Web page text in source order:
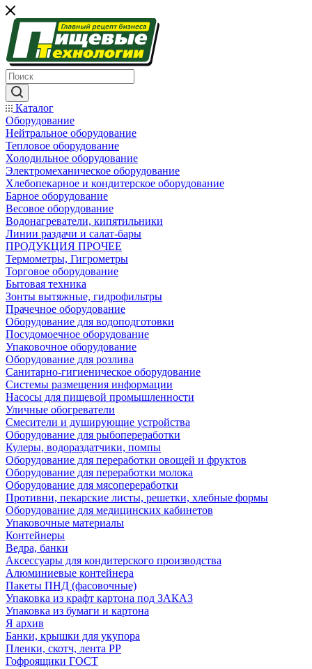
Каталог
Оборудование
Нейтральное оборудование
Тепловое оборудование
Холодильное оборудование
Электромеханическое оборудование
Хлебопекарное и кондитерское оборудование
Барное оборудование
Весовое оборудование
Водонагреватели, кипятильники
Линии раздачи и салат-бары
ПРОДУКЦИЯ ПРОЧЕЕ
Термометры, Гигрометры
Торговое оборудование
Бытовая техника
Зонты вытяжные, гидрофильтры
Прачечное оборудование
Оборудование для водоподготовки
Посудомоечное оборудование
Упаковочное оборудование
Оборудование для розлива
Санитарно-гигиеническое оборудование
Системы размещения информации
Насосы для пищевой промышленности
Уличные обогреватели
Смесители и душирующие устройства
Оборудование для рыбопереработки
Кулеры, водораздатчики, помпы
Оборудование для переработки овощей и фруктов
Оборудование для переработки молока
Оборудование для мясопереработки
Противни, пекарские листы, решетки, хлебные формы
Оборудование для медицинских кабинетов
Упаковочные материалы
Контейнеры
Ведра, банки
Аксессуары для кондитерского производства
Алюминиевые контейнера
Пакеты ПНД (фасовочные)
Упаковка из крафт картона под ЗАКАЗ
Упаковка из бумаги и картона
Я архив
Банки, крышки для укупора
Пленки, скотч, лента РР
Гофроящики ГОСТ